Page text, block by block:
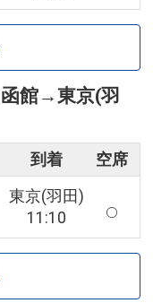
函館→東京(羽
到着 空席
東京(羽田)
11:10